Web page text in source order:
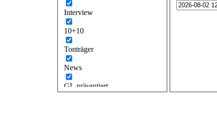
Interview
10+10
Tonträger
News
GL präsentiert